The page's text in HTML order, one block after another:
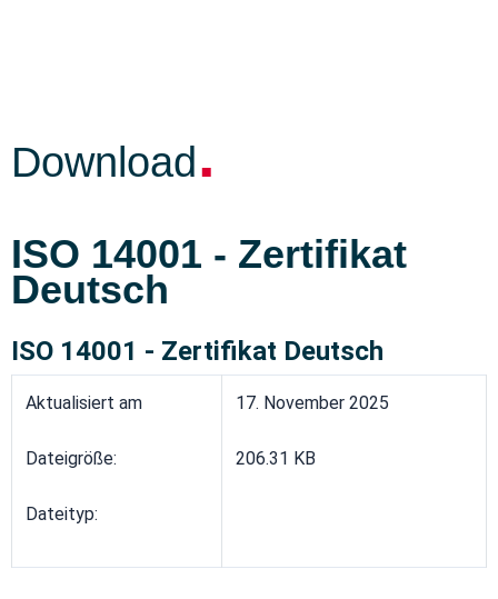
Download
.
ISO 14001 - Zertifikat
Deutsch
ISO 14001 - Zertifikat Deutsch
Aktualisiert am 17. November 2025
Dateigröße: 206.31 KB
Dateityp: